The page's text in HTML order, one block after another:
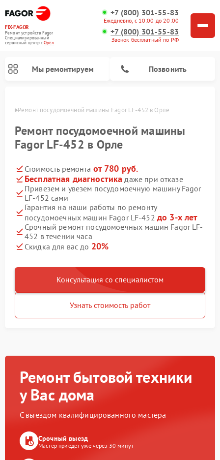
FIX-FAGOR
Ремонт устройств Fagor
Специализированный
cервисный центр г.Орёл
+7 (800) 301-55-83
Ежедневно, с 10:00 до 20:00
+7 (800) 301-55-83
Звонок бесплатный по РФ
Мы ремонтируем Позвонить
Ремонт посудомоечной машины Fagor LF-452 в Орле
Ремонт посудомоечной машины
Fagor LF-452 в Орле
Стоимость ремонта от 780 руб.
Бесплатная диагностика даже при отказе
Привезем и увезем посудомоечную машину Fagor
LF-452 сами
Гарантия на наши работы по ремонту
посудомоечных машин Fagor LF-452 до 3-х лет
Срочный ремонт посудомоечных машин Fagor LF-
452 в течении часа
Скидка для вас до 20%
Консультация со специалистом
Узнать стоимость работ
Ремонт бытовой техники
у Вас дома
С выездом квалифицированного мастера
Срочный выезд
Мастер приедет уже через 30 минут